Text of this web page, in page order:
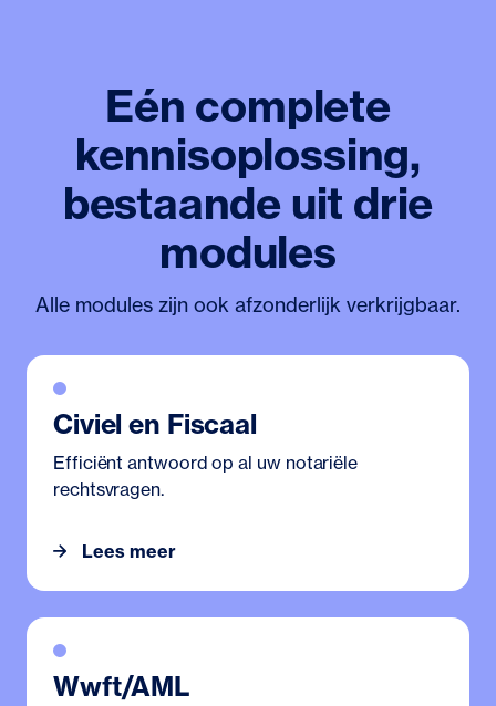
Eén complete
kennisoplossing,
bestaande uit drie
modules
Alle modules zijn ook afzonderlijk verkrijgbaar.
Civiel en Fiscaal
Efficiënt antwoord op al uw notariële
rechtsvragen.
Lees meer
Wwft/AML